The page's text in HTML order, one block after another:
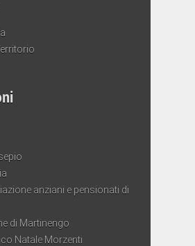
anziani e pensionati di
di Martinengo
Natale Morzenti